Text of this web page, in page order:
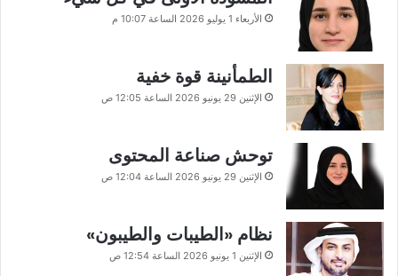
الأربعاء 1 يوليو 2026 الساعة 10:07 م
الطمأنينة قوة خفية
الإثنين 29 يونيو 2026 الساعة 12:05 ص
توحش صناعة المحتوى
الإثنين 29 يونيو 2026 الساعة 12:04 ص
نظام «الطيبات والطيبون»
الإثنين 1 يونيو 2026 الساعة 12:54 ص